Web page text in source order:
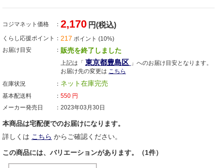
コジマネット価格 2,170 円(税込)
くらし応援ポイント 217 ポイント (10%)
お届け目安
販売を終了しました
上記は「 東京都豊島区 」へのお届け目安となります。
お届け先の変更は こちら
在庫状況
ネット在庫完売
基本配送料 550 円
メーカー発売日
2023年03月30日
本商品は宅配便でのお届けになります。
詳しくは こちら からご確認ください。
この商品には、バリエーションがあります。（1件）